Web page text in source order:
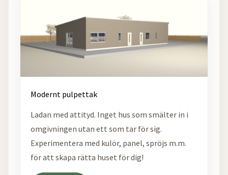
Modernt pulpettak
Ladan med attityd. Inget hus som smälter in i
omgivningen utan ett som tar för sig.
Experimentera med kulör, panel, spröjs m.m.
för att skapa rätta huset för dig!